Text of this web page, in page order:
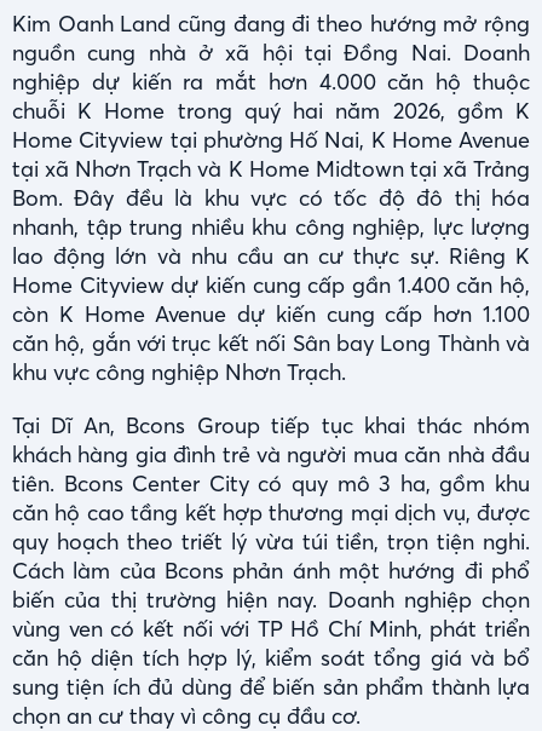
Kim Oanh Land cũng đang đi theo hướng mở rộng
nguồn cung nhà ở xã hội tại Đồng Nai. Doanh
nghiệp dự kiến ra mắt hơn 4.000 căn hộ thuộc
chuỗi K Home trong quý hai năm 2026, gồm K
Home Cityview tại phường Hố Nai, K Home Avenue
tại xã Nhơn Trạch và K Home Midtown tại xã Trảng
Bom. Đây đều là khu vực có tốc độ đô thị hóa
nhanh, tập trung nhiều khu công nghiệp, lực lượng
lao động lớn và nhu cầu an cư thực sự. Riêng K
Home Cityview dự kiến cung cấp gần 1.400 căn hộ,
còn K Home Avenue dự kiến cung cấp hơn 1.100
căn hộ, gắn với trục kết nối Sân bay Long Thành và
khu vực công nghiệp Nhơn Trạch.
Tại Dĩ An, Bcons Group tiếp tục khai thác nhóm
khách hàng gia đình trẻ và người mua căn nhà đầu
tiên. Bcons Center City có quy mô 3 ha, gồm khu
căn hộ cao tầng kết hợp thương mại dịch vụ, được
quy hoạch theo triết lý vừa túi tiền, trọn tiện nghi.
Cách làm của Bcons phản ánh một hướng đi phổ
biến của thị trường hiện nay. Doanh nghiệp chọn
vùng ven có kết nối với TP Hồ Chí Minh, phát triển
căn hộ diện tích hợp lý, kiểm soát tổng giá và bổ
sung tiện ích đủ dùng để biến sản phẩm thành lựa
chọn an cư thay vì công cụ đầu cơ.